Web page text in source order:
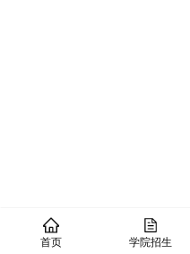
首页 学院招生